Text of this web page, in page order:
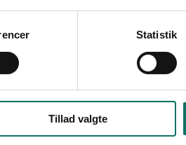
Statistik
Tillad valgte
(SKU): Kategori: